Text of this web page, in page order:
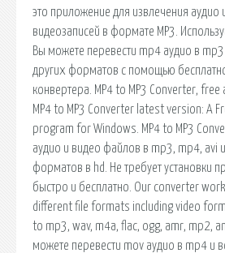
это приложение для извлечения аудио
видеозаписей в формате MP3.
Вы можете перевести mp4 аудио в
других форматов с помощью
конвертера. MP4 to MP3 Converter, free
MP4 to MP3 Converter latest version: A
program for Windows. MP4 to MP3
аудио и видео файлов в mp3, mp4, avi
форматов в hd. Не требует установки
быстро и бесплатно. Our converter
different file formats including video
to mp3, wav, m4a, flac, ogg, amr, mp2,
можете перевести mov аудио в mp4 и